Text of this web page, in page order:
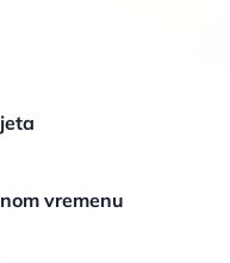
vremenu